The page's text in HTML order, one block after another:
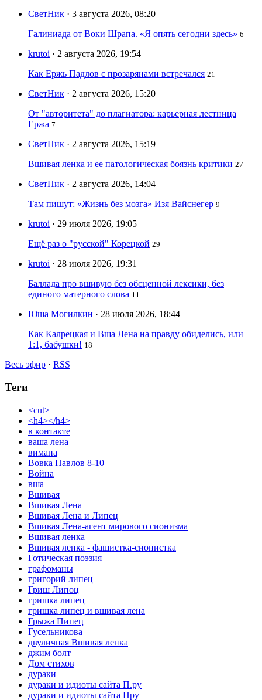
СветНик · 3 августа 2026, 08:20
Галиниада от Воки Шрапа. «Я опять сегодни здесь» 6
krutoi · 2 августа 2026, 19:54
Как Ержь Падлов с прозарянами встречался 21
СветНик · 2 августа 2026, 15:20
От "авторитета" до плагиатора: карьерная лестница
Ержа 7
СветНик · 2 августа 2026, 15:19
Вшивая ленка и ее патологическая боязнь критики 27
СветНик · 2 августа 2026, 14:04
Там пишут: «Жизнь без мозга» Изя Вайснегер 9
krutoi · 29 июля 2026, 19:05
Ещё раз о "русской" Корецкой 29
krutoi · 28 июля 2026, 19:31
Баллада про вшивую без обсценной лексики, без
единого матерного слова 11
Юша Могилкин · 28 июля 2026, 18:44
Как Калрецкая и Вша Лена на правду обиделись, или
1:1, бабушки! 18
Весь эфир · RSS
Теги
<cut>
<h4></h4>
в контакте
ваша лена
вимана
Вовка Павлов 8-10
Война
вша
Вшивая
Вшивая Лена
Вшивая Лена и Липец
Вшивая Лена-агент мирового сионизма
Вшивая ленка
Вшивая ленка - фашистка-сионистка
Готическая поэзия
графоманы
григорий липец
Гриш Липоц
гришка липец
гришка липец и вшивая лена
Грыжа Пипец
Гусельникова
двуличная Вшивая ленка
джим болт
Дом стихов
дураки
дураки и идиоты сайта П.ру
дураки и идиоты сайта Пру